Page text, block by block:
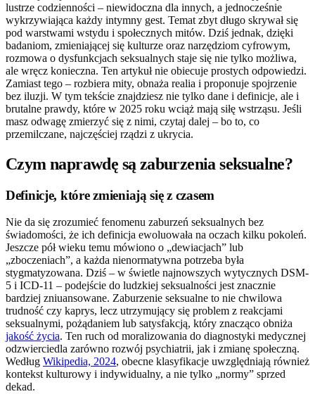
lustrze codzienności – niewidoczna dla innych, a jednocześnie
wykrzywiająca każdy intymny gest. Temat zbyt długo skrywał się
pod warstwami wstydu i społecznych mitów. Dziś jednak, dzięki
badaniom, zmieniającej się kulturze oraz narzędziom cyfrowym,
rozmowa o dysfunkcjach seksualnych staje się nie tylko możliwa,
ale wręcz konieczna. Ten artykuł nie obiecuje prostych odpowiedzi.
Zamiast tego – rozbiera mity, obnaża realia i proponuje spojrzenie
bez iluzji. W tym tekście znajdziesz nie tylko dane i definicje, ale i
brutalne prawdy, które w 2025 roku wciąż mają siłę wstrząsu. Jeśli
masz odwagę zmierzyć się z nimi, czytaj dalej – bo to, co
przemilczane, najczęściej rządzi z ukrycia.
Czym naprawdę są zaburzenia seksualne?
Definicje, które zmieniają się z czasem
Nie da się zrozumieć fenomenu zaburzeń seksualnych bez
świadomości, że ich definicja ewoluowała na oczach kilku pokoleń.
Jeszcze pół wieku temu mówiono o „dewiacjach” lub
„zboczeniach”, a każda nienormatywna potrzeba była
stygmatyzowana. Dziś – w świetle najnowszych wytycznych DSM-
5 i ICD-11 – podejście do ludzkiej seksualności jest znacznie
bardziej zniuansowane. Zaburzenie seksualne to nie chwilowa
trudność czy kaprys, lecz utrzymujący się problem z reakcjami
seksualnymi, pożądaniem lub satysfakcją, który znacząco obniża
jakość życia. Ten ruch od moralizowania do diagnostyki medycznej
odzwierciedla zarówno rozwój psychiatrii, jak i zmianę społeczną.
Według Wikipedia, 2024, obecne klasyfikacje uwzględniają również
kontekst kulturowy i indywidualny, a nie tylko „normy” sprzed
dekad.